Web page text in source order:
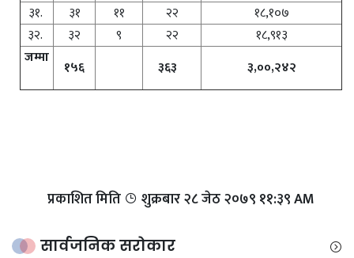
३१.
३१ ११ २२
१८,१०७
३२.
३२ ९ २२
१८,९१३
जम्मा
१५६ ३६३ ३,००,२४२
प्रकाशित मिति शुक्रबार​ २८ जेठ २०७९ ११:३९ AM
सार्वजनिक सरोकार